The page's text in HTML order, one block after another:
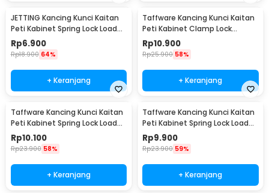
JETTING Kancing Kunci Kaitan
Peti Kabinet Spring Lock Loaded
Buckle - L106
Rp6.900
Rp18.900 64%
+ Keranjang
Taffware Kancing Kunci Kaitan
Peti Kabinet Clamp Lock
Loaded Buckle - J504
Rp10.900
Rp25.900 58%
+ Keranjang
Taffware Kancing Kunci Kaitan
Peti Kabinet Spring Lock Loaded
Buckle - L103
Rp10.100
Rp23.900 58%
+ Keranjang
Taffware Kancing Kunci Kaitan
Peti Kabinet Spring Lock Loaded
Buckle Type A - A3
Rp9.900
Rp23.900 59%
+ Keranjang